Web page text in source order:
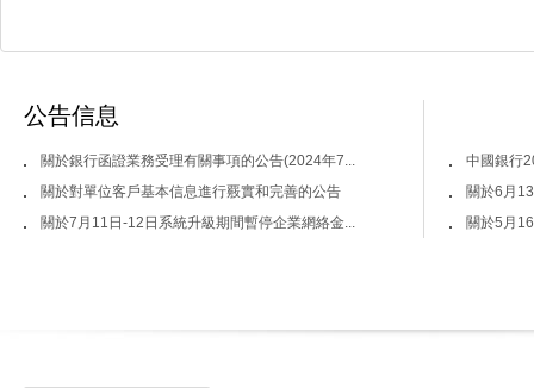
公告信息
關於銀行函證業務受理有關事項的公告(2024年7...
關於對單位客戶基本信息進行覈實和完善的公告
關於7月11日-12日系統升級期間暫停企業網絡金...
中國銀行
關於6月
關於5月